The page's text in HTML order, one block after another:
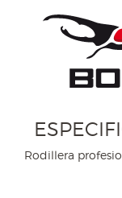
Rodillera